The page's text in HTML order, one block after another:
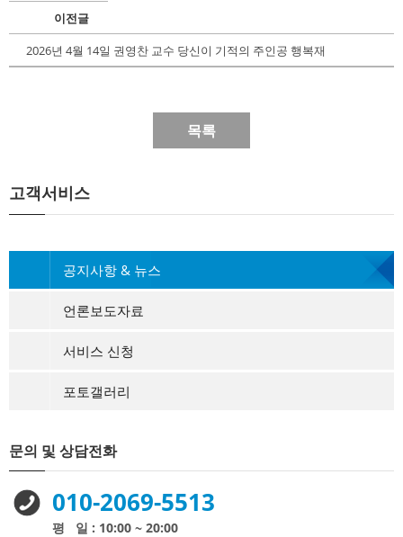
이전글
2026년 4월 14일 권영찬 교수 당신이 기적의 주인공 행복재
목록
고객서비스
공지사항 & 뉴스
언론보도자료
서비스 신청
포토갤러리
문의 및 상담전화
010-2069-5513
평 일 : 10:00 ~ 20:00